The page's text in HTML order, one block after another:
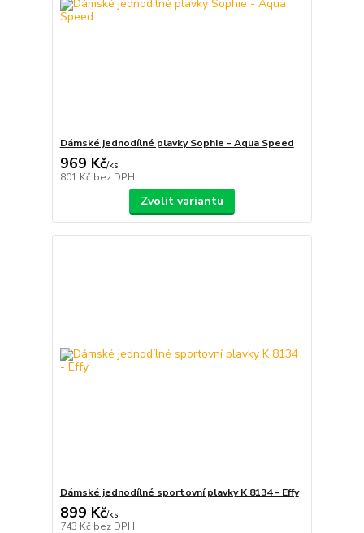
Dámské jednodílné plavky Sophie - Aqua Speed
969 Kč/ks
801 Kč bez DPH
Zvolit variantu
Dámské jednodílné sportovní plavky K 8134 - Effy
899 Kč/ks
743 Kč bez DPH